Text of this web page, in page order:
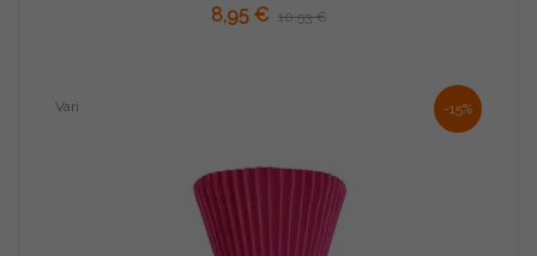
8,95 € 10,53 €
-15%
Vari